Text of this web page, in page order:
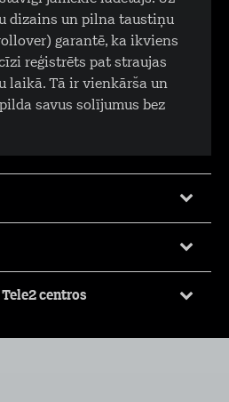
dizains un pilna taustiņu
garantē, ka ikviens
reģistrēts pat straujas
laikā. Tā ir vienkārša un
savus solījumus bez
centros